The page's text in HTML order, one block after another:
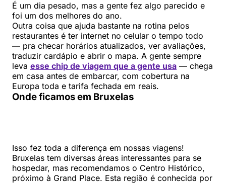
É um dia pesado, mas a gente fez algo parecido e
foi um dos melhores do ano.
Outra coisa que ajuda bastante na rotina pelos
restaurantes é ter internet no celular o tempo todo
— pra checar horários atualizados, ver avaliações,
traduzir cardápio e abrir o mapa. A gente sempre
leva esse chip de viagem que a gente usa — chega
em casa antes de embarcar, com cobertura na
Europa toda e tarifa fechada em reais.
Onde ficamos em Bruxelas
Isso fez toda a diferença em nossas viagens!
Bruxelas tem diversas áreas interessantes para se
hospedar, mas recomendamos o Centro Histórico,
próximo à Grand Place. Esta região é conhecida por